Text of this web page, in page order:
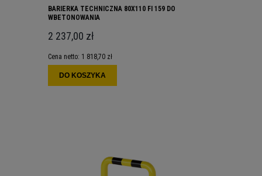
BARIERKA TECHNICZNA 80X110 FI 159 DO
WBETONOWANIA
2 237,00 zł
Cena netto: 1 818,70 zł
DO KOSZYKA